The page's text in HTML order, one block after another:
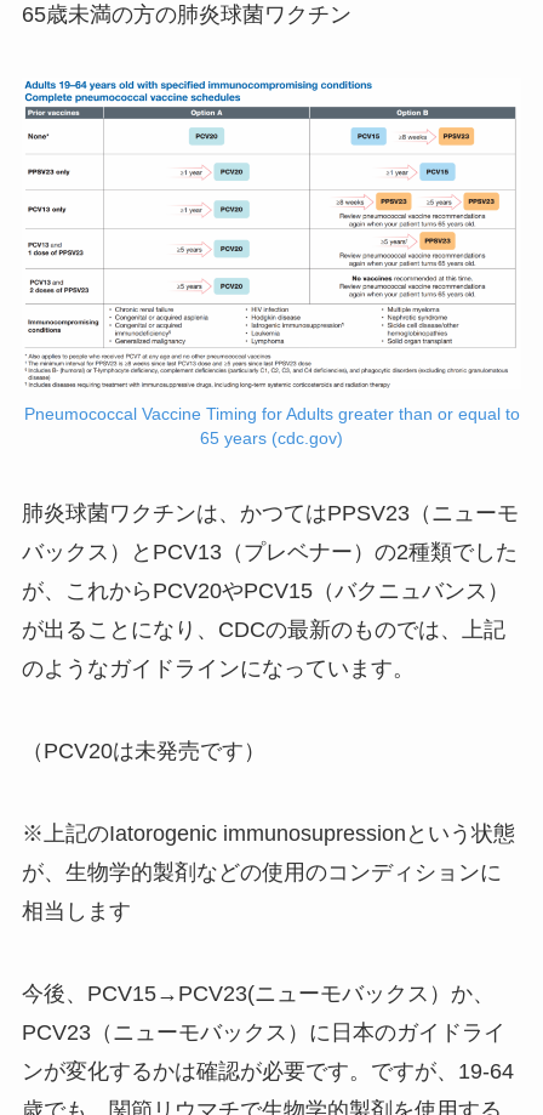
65歳未満の方の肺炎球菌ワクチン
Pneumococcal Vaccine Timing for Adults greater than or equal to
65 years (cdc.gov)
肺炎球菌ワクチンは、かつてはPPSV23（ニューモ
バックス）とPCV13（プレベナー）の2種類でした
が、これからPCV20やPCV15（バクニュバンス）
が出ることになり、CDCの最新のものでは、上記
のようなガイドラインになっています。
（PCV20は未発売です）
※上記のIatorogenic immunosupressionという状態
が、生物学的製剤などの使用のコンディションに
相当します
今後、PCV15→PCV23(ニューモバックス）か、
PCV23（ニューモバックス）に日本のガイドライ
ンが変化するかは確認が必要です。ですが、19-64
歳でも、関節リウマチで生物学的製剤を使用する